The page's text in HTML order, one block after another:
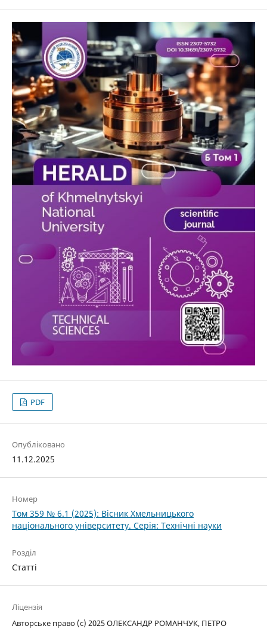
PDF
Опубліковано
11.12.2025
Номер
Том 359 № 6.1 (2025): Вісник Хмельницького
національного університету. Серія: Технічні науки
Розділ
Статті
Ліцензія
Авторське право (c) 2025 ОЛЕКСАНДР РОМАНЧУК, ПЕТРО